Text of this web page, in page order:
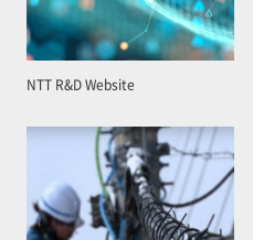
NTT R&D Website